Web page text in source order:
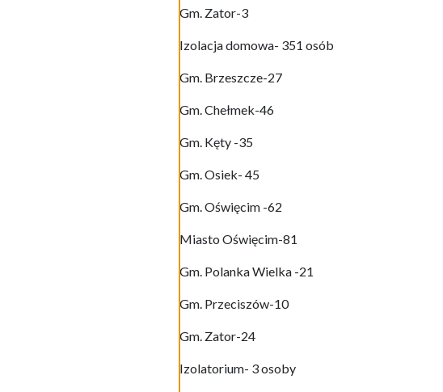
Gm. Zator-3
Izolacja domowa- 351 osób
Gm. Brzeszcze-27
Gm. Chełmek-46
Gm. Kęty -35
Gm. Osiek- 45
Gm. Oświęcim -62
Miasto Oświęcim-81
Gm. Polanka Wielka -21
Gm. Przeciszów-10
Gm. Zator-24
Izolatorium- 3 osoby